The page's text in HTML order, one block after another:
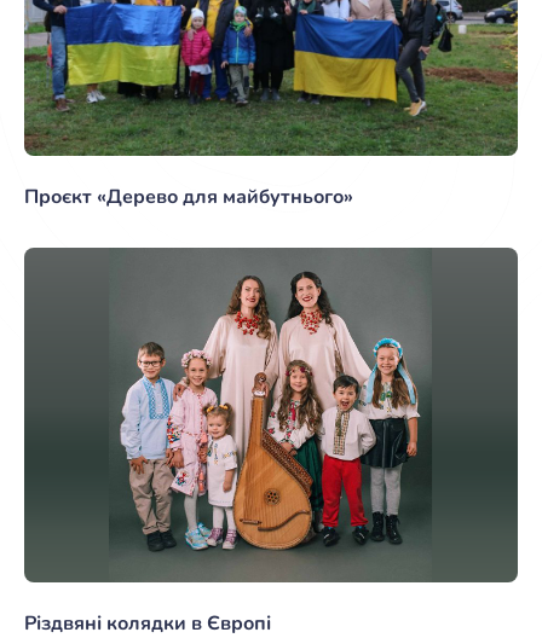
Проєкт «Дерево для майбутнього»
Різдвяні колядки в Європі